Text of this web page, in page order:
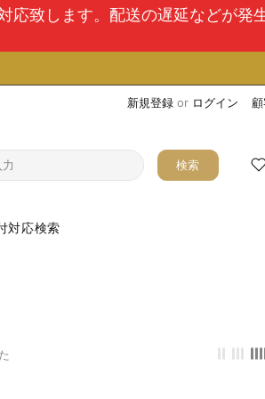
応致します。配送の遅延などが発
新規登録 or ログイン
検索
対応検索